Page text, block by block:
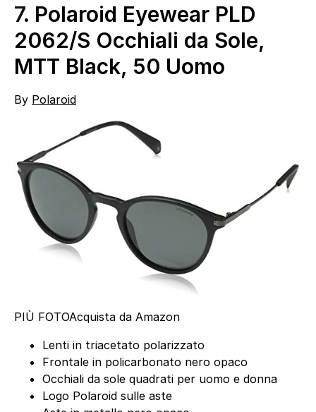
7. Polaroid Eyewear PLD
2062/S Occhiali da Sole,
MTT Black, 50 Uomo
By Polaroid
PIÙ FOTOAcquista da Amazon
Lenti in triacetato polarizzato
Frontale in policarbonato nero opaco
Occhiali da sole quadrati per uomo e donna
Logo Polaroid sulle aste